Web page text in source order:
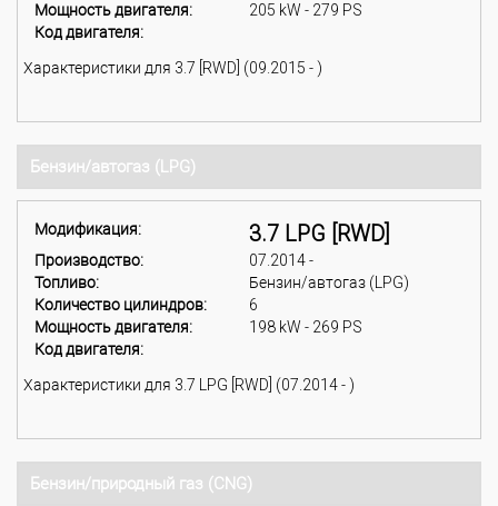
Мощность двигателя:
205 kW - 279 PS
Код двигателя:
Характеристики для 3.7 [RWD] (09.2015 - )
Бензин/автогаз (LPG)
Модификация: 3.7 LPG [RWD]
Производство:
07.2014 -
Топливо:
Бензин/автогаз (LPG)
Количество цилиндров:
6
Мощность двигателя:
198 kW - 269 PS
Код двигателя:
Характеристики для 3.7 LPG [RWD] (07.2014 - )
Бензин/природный газ (CNG)